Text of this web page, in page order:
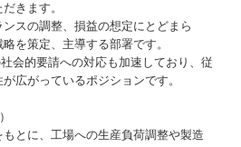
きます。
スの調整、損益の想定にとどまら
を策定、主導する部署です。
会的要請への対応も加速しており、従
広がっているポジションです。
もとに、工場への生産負荷調整や製造